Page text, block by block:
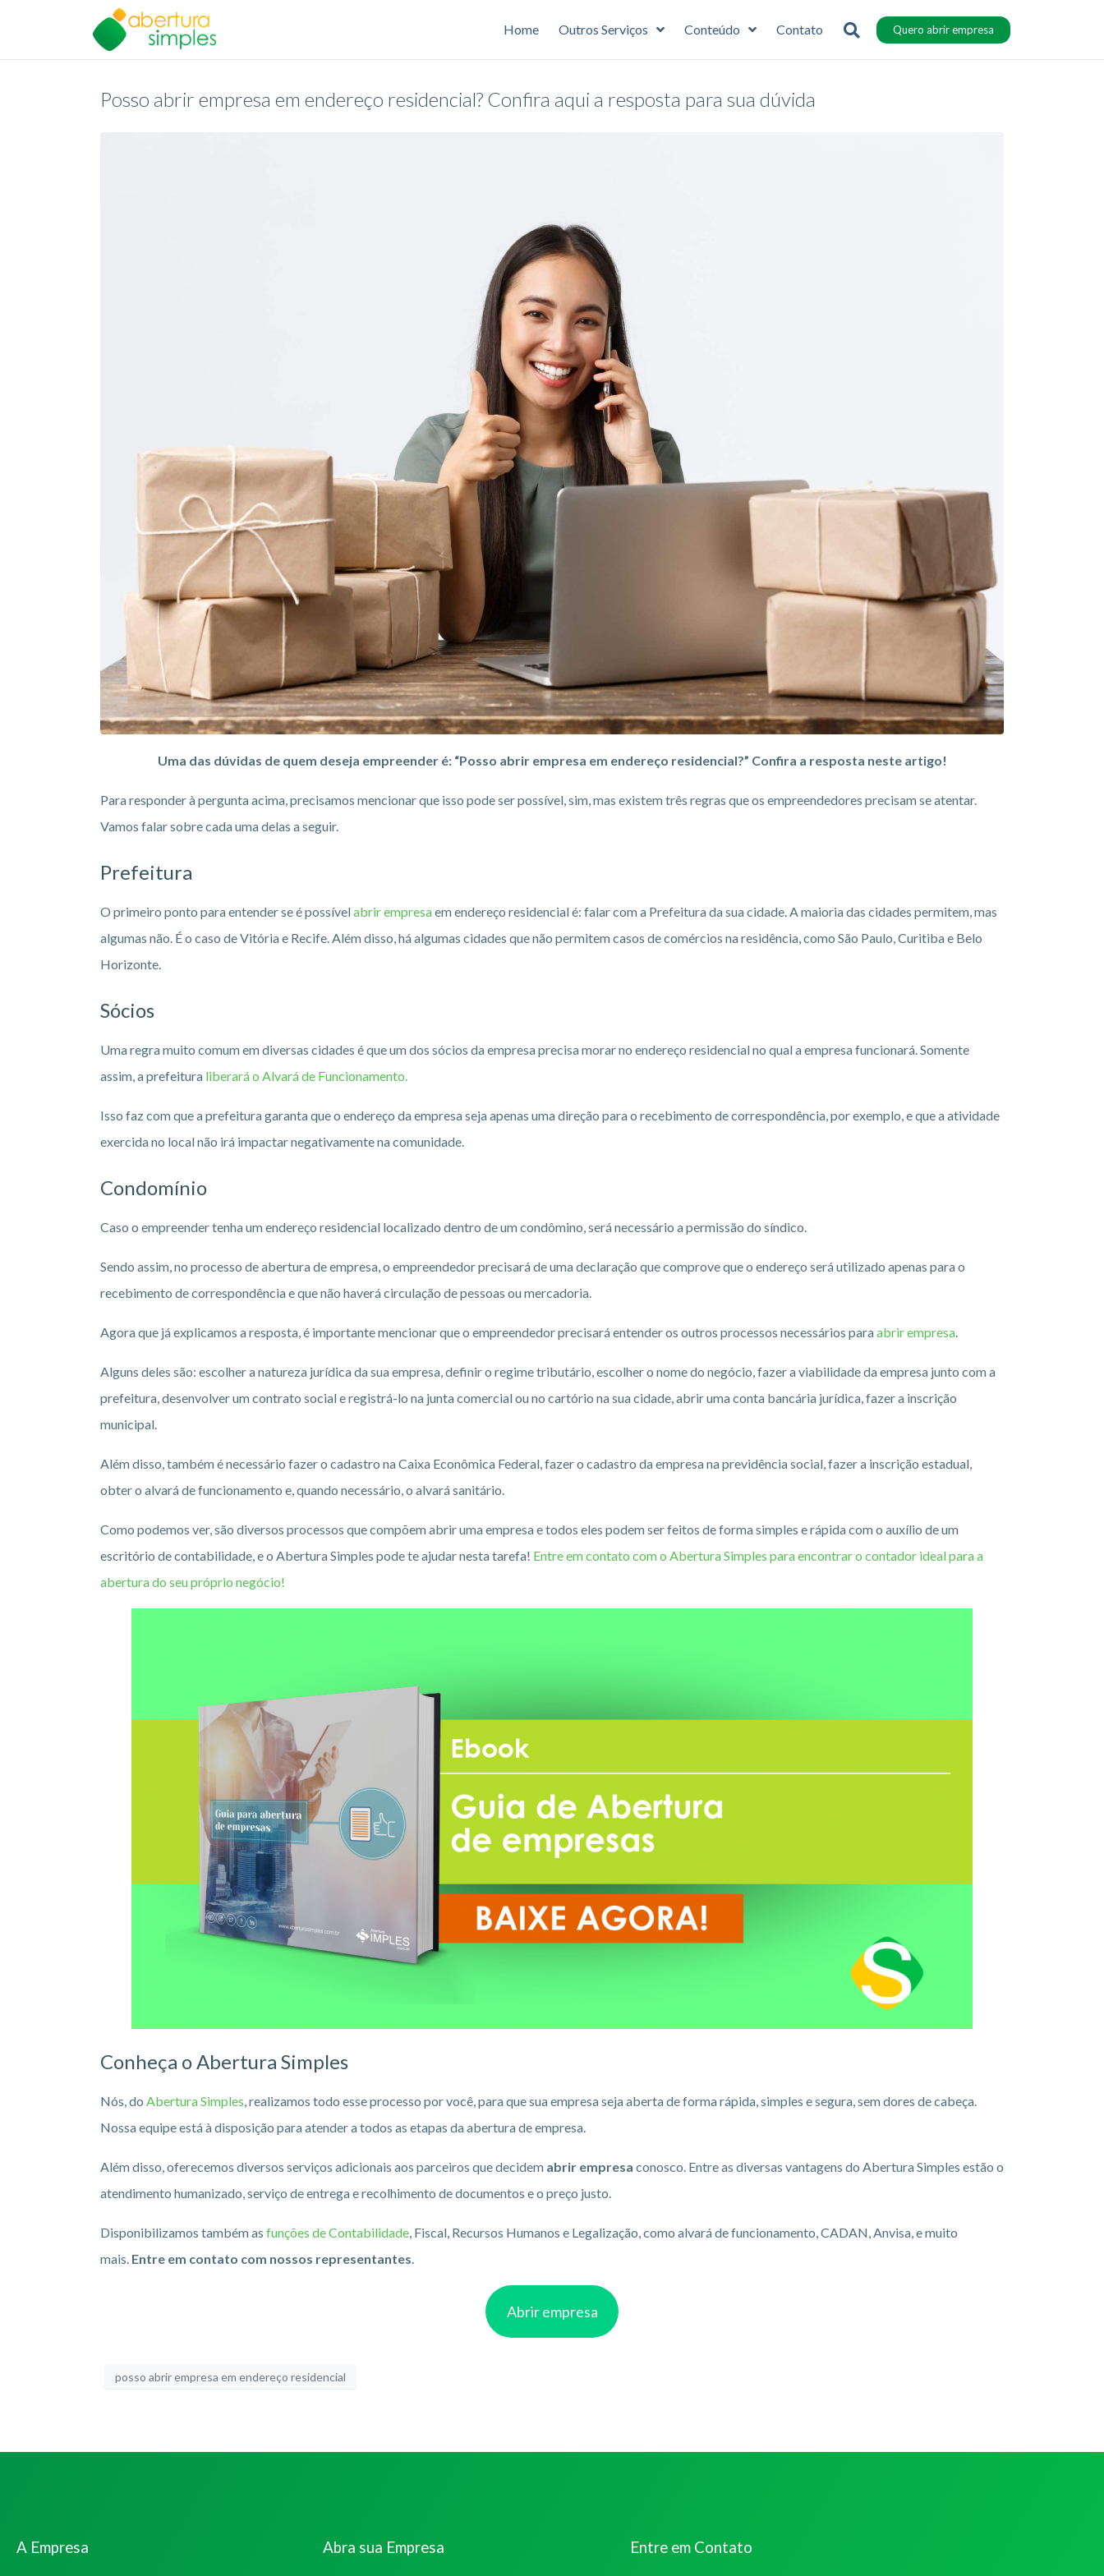
Home Outros Serviços Conteúdo Contato Quero abrir empresa
Posso abrir empresa em endereço residencial? Confira aqui a resposta para sua dúvida
Uma das dúvidas de quem deseja empreender é: “Posso abrir empresa em endereço residencial?” Confira a resposta neste artigo!
Para responder à pergunta acima, precisamos mencionar que isso pode ser possível, sim, mas existem três regras que os empreendedores precisam se atentar.
Vamos falar sobre cada uma delas a seguir.
Prefeitura
O primeiro ponto para entender se é possívelabrir empresaem endereço residencial é: falar com a Prefeitura da sua cidade. A maioria das cidades permitem, mas
algumas não. É o caso de Vitória e Recife. Além disso, há algumas cidades que não permitem casos de comércios na residência, como São Paulo, Curitiba e Belo
Horizonte.
Sócios
Uma regra muito comum em diversas cidades é que um dos sócios da empresa precisa morar no endereço residencial no qual a empresa funcionará. Somente
assim, a prefeitura liberará o Alvará de Funcionamento.
Isso faz com que a prefeitura garanta que o endereço da empresa seja apenas uma direção para o recebimento de correspondência, por exemplo, e que a atividade
exercida no local não irá impactar negativamente na comunidade.
Condomínio
Caso o empreender tenha um endereço residencial localizado dentro de um condômino, será necessário a permissão do síndico.
Sendo assim, no processo de abertura de empresa, o empreendedor precisará de uma declaração que comprove que o endereço será utilizado apenas para o
recebimento de correspondência e que não haverá circulação de pessoas ou mercadoria.
Agora que já explicamos a resposta, é importante mencionar que o empreendedor precisará entender os outros processos necessários paraabrir empresa.
Alguns deles são: escolher a natureza jurídica da sua empresa, definir o regime tributário, escolher o nome do negócio, fazer a viabilidade da empresa junto com a
prefeitura, desenvolver um contrato social e registrá-lo na junta comercial ou no cartório na sua cidade, abrir uma conta bancária jurídica, fazer a inscrição
municipal.
Além disso, também é necessário fazer o cadastro na Caixa Econômica Federal, fazer o cadastro da empresa na previdência social, fazer a inscrição estadual,
obter o alvará de funcionamento e, quando necessário, o alvará sanitário.
Como podemos ver, são diversos processos que compõem abrir uma empresa e todos eles podem ser feitos de forma simples e rápida com o auxílio de um
escritório de contabilidade, e o Abertura Simples pode te ajudar nesta tarefa! Entre em contato com o Abertura Simples para encontrar o contador ideal para a
abertura do seu próprio negócio!
Conheça o Abertura Simples
Nós, do Abertura Simples, realizamos todo esse processo por você, para que sua empresa seja aberta de forma rápida, simples e segura, sem dores de cabeça.
Nossa equipe está à disposição para atender a todos as etapas da abertura de empresa.
Além disso, oferecemos diversos serviços adicionais aos parceiros que decidem abrir empresa conosco. Entre as diversas vantagens do Abertura Simples estão o
atendimento humanizado, serviço de entrega e recolhimento de documentos e o preço justo.
Disponibilizamos também as funções de Contabilidade, Fiscal, Recursos Humanos e Legalização, como alvará de funcionamento, CADAN, Anvisa, e muito
mais. Entre em contato com nossos representantes.
Abrir empresa
posso abrir empresa em endereço residencial
A Empresa Abra sua Empresa Entre em Contato